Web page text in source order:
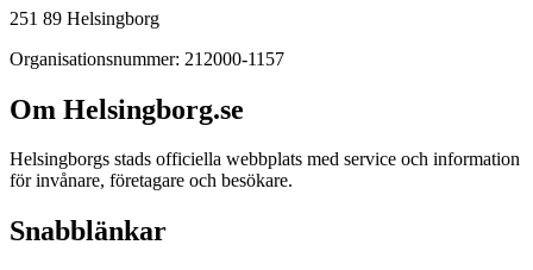
251 89 Helsingborg
Organisationsnummer: 212000-1157
Om Helsingborg.se
Helsingborgs stads officiella webbplats med service och information
för invånare, företagare och besökare.
Snabblänkar